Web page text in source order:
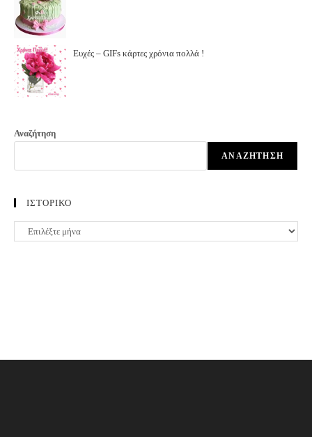
Ευχές – GIFs κάρτες χρόνια πολλά !
Αναζήτηση
ΑΝΑΖΉΤΗΣΗ
ΙΣΤΟΡΙΚΟ
ΙΣΤΟΡΙΚΟ